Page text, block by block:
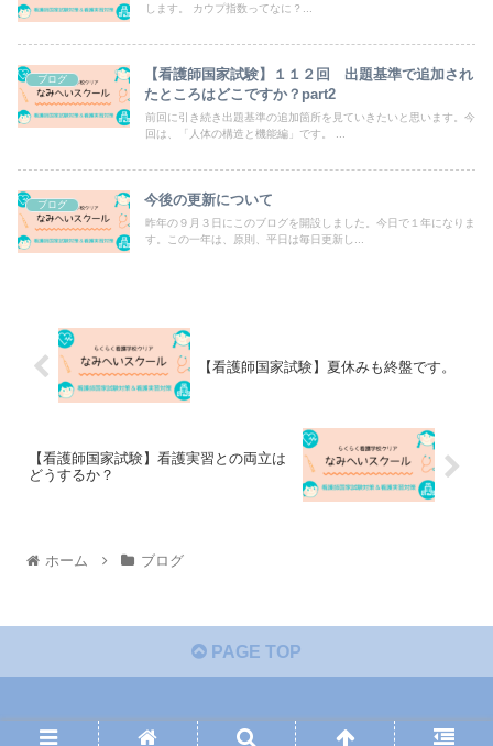
します。 カウプ指数ってなに？...
ブログ
【看護師国家試験】１１２回 出題基準で追加され
たところはどこですか？part2
前回に引き続き出題基準の追加箇所を見ていきたいと思います。今
回は、「人体の構造と機能編」です。 ...
ブログ 今後の更新について
昨年の９月３日にこのブログを開設しました。今日で１年になりま
す。この一年は、原則、平日は毎日更新し...
【看護師国家試験】夏休みも終盤です。
【看護師国家試験】看護実習との両立は
どうするか？
ホーム ブログ
PAGE TOP